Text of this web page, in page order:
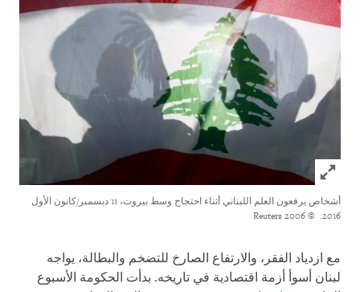
Click to expand Image
أشخاص يرفعون العلم اللبناني أثناء احتجاج وسط بيروت، 11 ديسمبر/كانون الأول
2016.
© 2006 Reuters
مع ازدياد الفقر، والارتفاع الصارخ للتضخم والبطالة، يواجه
لبنان أسوأ أزمة اقتصادية في تاريخه. بدأت الحكومة الأسبوع